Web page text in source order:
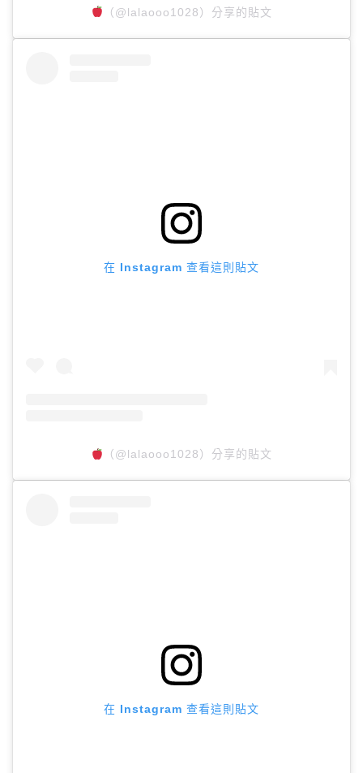
（@lalaooo1028）分享的貼文
在 Instagram 查看這則貼文
（@lalaooo1028）分享的貼文
在 Instagram 查看這則貼文